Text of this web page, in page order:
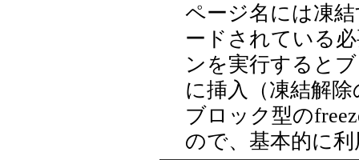
ページ名には凍
ードされている
ンを実行すると
に挿入（凍結解
ブロック型の
ので、基本的に